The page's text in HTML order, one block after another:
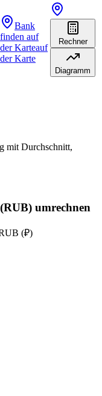
Bank
finden auf
der Karteauf
der Karte
Rechner
Diagramm
mit Durchschnitt,
umrechnen
(₽)